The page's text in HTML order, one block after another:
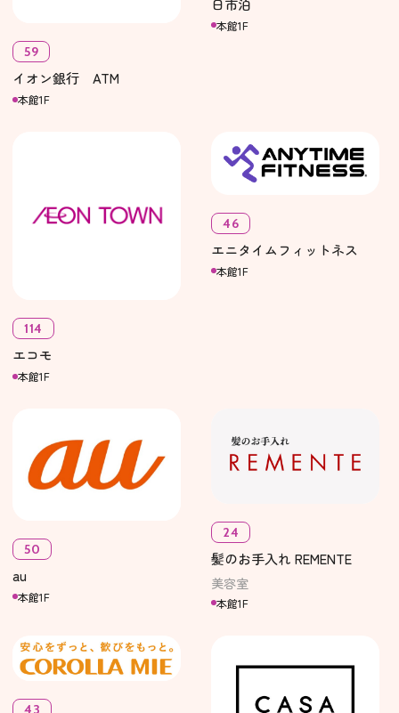
59
イオン銀行 ATM
本館1F
日市泊
本館1F
114
エコモ
本館1F
46
エニタイムフィットネス
本館1F
50
au
本館1F
24
髪のお手入れ REMENTE
美容室
本館1F
43